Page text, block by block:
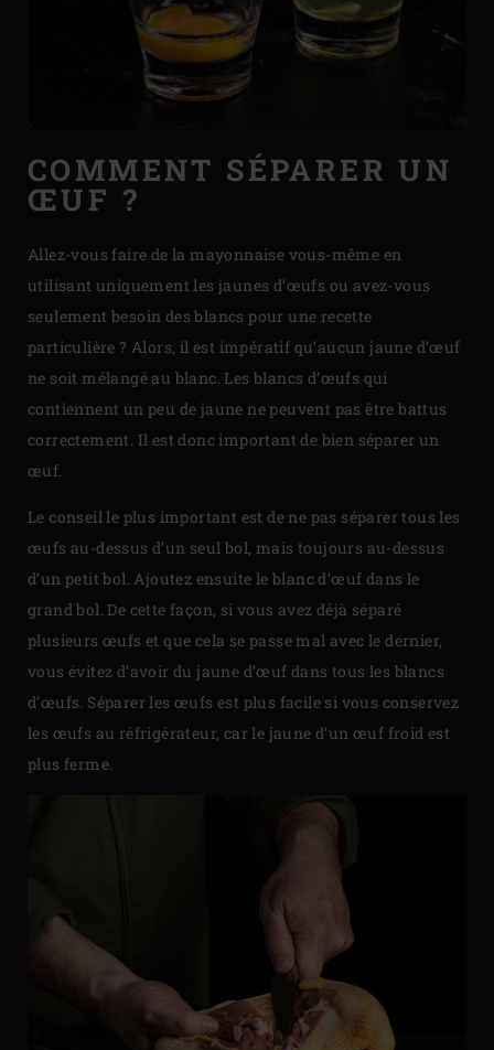
COMMENT SÉPARER UN
ŒUF ?
Allez-vous faire de la mayonnaise vous-même en
utilisant uniquement les jaunes d’œufs ou avez-vous
seulement besoin des blancs pour une recette
particulière ? Alors, il est impératif qu’aucun jaune d’œuf
ne soit mélangé au blanc. Les blancs d’œufs qui
contiennent un peu de jaune ne peuvent pas être battus
correctement. Il est donc important de bien séparer un
œuf.
Le conseil le plus important est de ne pas séparer tous les
œufs au-dessus d’un seul bol, mais toujours au-dessus
d’un petit bol. Ajoutez ensuite le blanc d’œuf dans le
grand bol. De cette façon, si vous avez déjà séparé
plusieurs œufs et que cela se passe mal avec le dernier,
vous évitez d’avoir du jaune d’œuf dans tous les blancs
d’œufs. Séparer les œufs est plus facile si vous conservez
les œufs au réfrigérateur, car le jaune d’un œuf froid est
plus ferme.